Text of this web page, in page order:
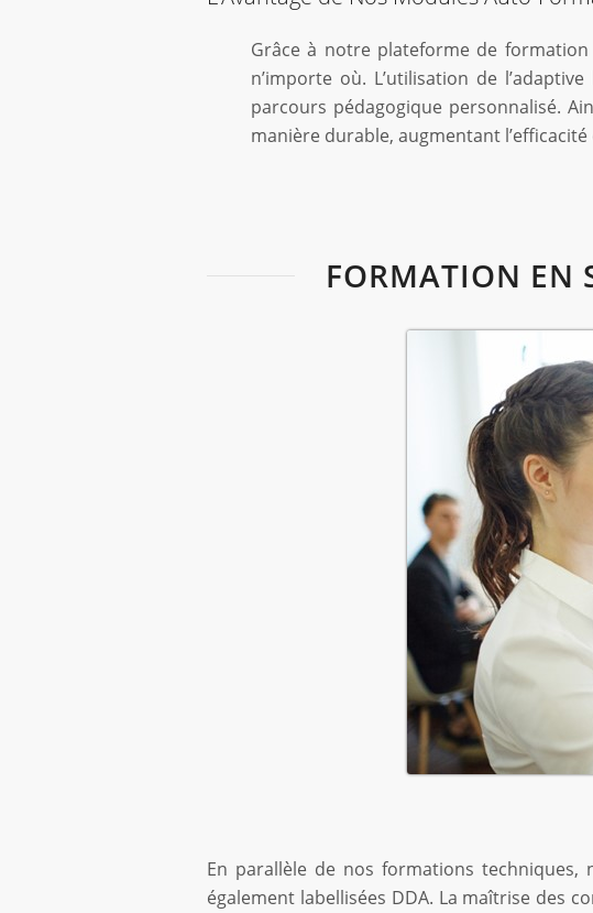
Grâce à notre plateforme de
n’importe où. L’utilisation de
parcours pédagogique personnalisé.
manière durable, augmentant
FORMATION EN
En parallèle de nos formations
également labellisées DDA. La maîtrise des